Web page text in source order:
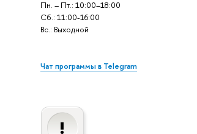
Пн. – Пт.: 10:00–18:00
Сб.: 11:00-16:00
Вс.: Выходной
Чат программы в Telegram